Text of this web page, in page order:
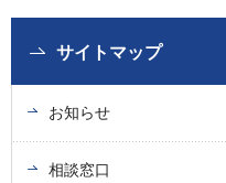
サイトマップ
お知らせ
相談窓口